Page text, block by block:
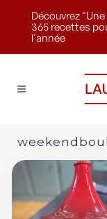
Découvrez
365 recettes
l'année